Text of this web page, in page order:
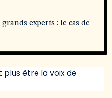
experts : le cas de